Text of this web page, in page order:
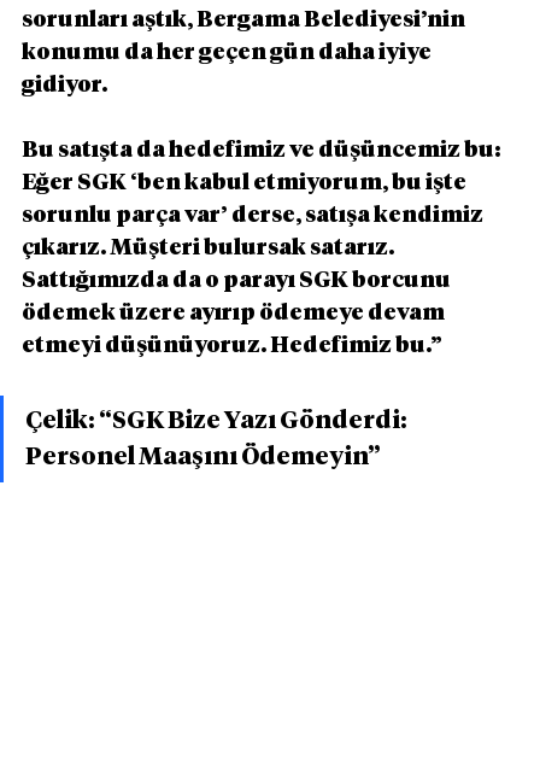
sorunları aştık, Bergama Belediyesi’nin
konumu da her geçen gün daha iyiye
gidiyor.
Bu satışta da hedefimiz ve düşüncemiz bu:
Eğer SGK ‘ben kabul etmiyorum, bu işte
sorunlu parça var’ derse, satışa kendimiz
çıkarız. Müşteri bulursak satarız.
Sattığımızda da o parayı SGK borcunu
ödemek üzere ayırıp ödemeye devam
etmeyi düşünüyoruz. Hedefimiz bu.”
Çelik: “SGK Bize Yazı Gönderdi:
Personel Maaşını Ödemeyin”